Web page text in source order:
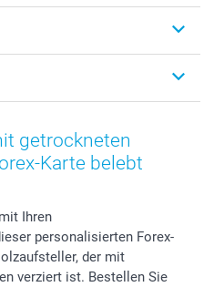
Poster
getrockneten
Karte belebt
Ihren
personalisierten Forex-
der mit
verziert ist. Bestellen Sie